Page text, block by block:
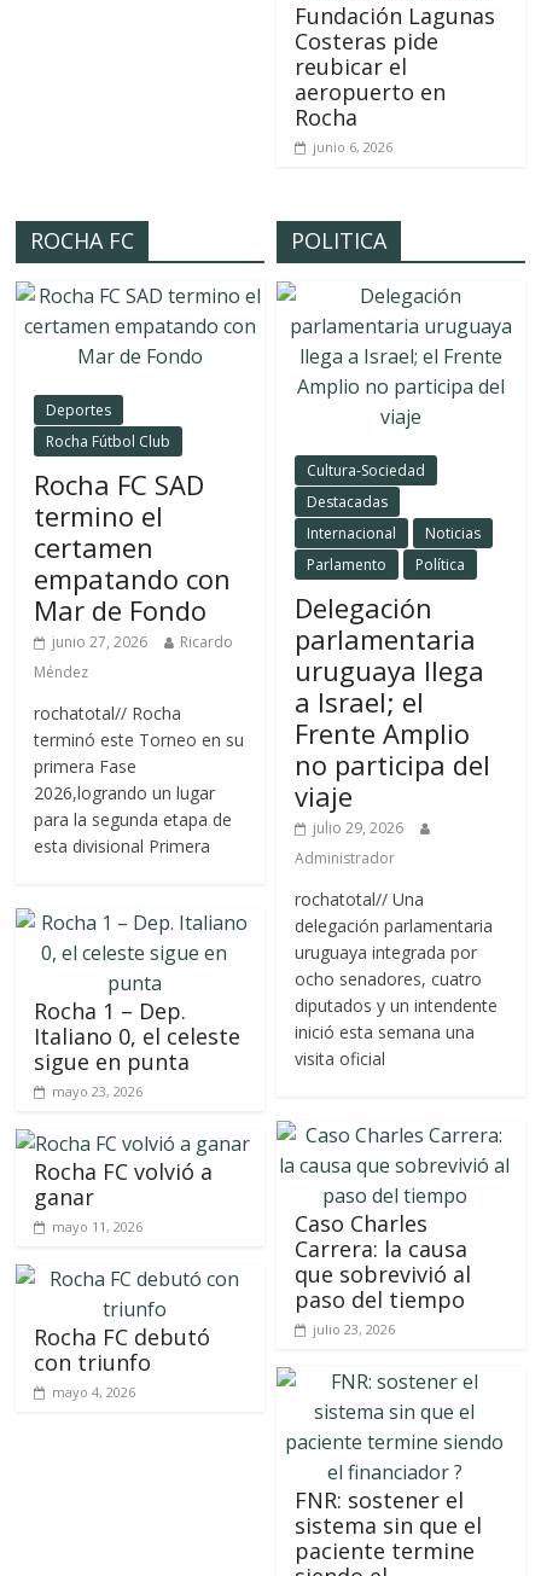
Fundación Lagunas
Costeras pide
reubicar el
aeropuerto en
Rocha
junio 6, 2026
ROCHA FC
Deportes
Rocha Fútbol Club
Rocha FC SAD
termino el
certamen
empatando con
Mar de Fondo
junio 27, 2026
Ricardo
Méndez
rochatotal// Rocha
terminó este Torneo en su
primera Fase
2026,logrando un lugar
para la segunda etapa de
esta divisional Primera
Rocha 1 – Dep.
Italiano 0, el celeste
sigue en punta
mayo 23, 2026
Rocha FC volvió a
ganar
mayo 11, 2026
Rocha FC debutó
con triunfo
mayo 4, 2026
POLITICA
Cultura-Sociedad
Destacadas
Internacional
Noticias
Parlamento
Política
Delegación
parlamentaria
uruguaya llega
a Israel; el
Frente Amplio
no participa del
viaje
julio 29, 2026
Administrador
rochatotal// Una
delegación parlamentaria
uruguaya integrada por
ocho senadores, cuatro
diputados y un intendente
inició esta semana una
visita oficial
Caso Charles
Carrera: la causa
que sobrevivió al
paso del tiempo
julio 23, 2026
FNR: sostener el
sistema sin que el
paciente termine